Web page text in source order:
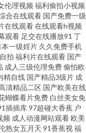
久 亚洲老色熟女 国产精
天堂黄色网 不卡一期二期
品二区久久 日韩抄逼网站
线不卡视频 欧美日韩色图
人妖肛交 91偷拍在线 日
伦理视频 福利偷拍小视频
合在线观看 国产免费一级
在线观看在线观看h视频
观看 足交在线播放91 丁
本一级婬片 久久免费手机
拍 福利片在线观看 国产
成人三级伦理免费偷怕欧
精自线 国产精品3级片 成
清精品二区 国产欧美在线
蝴蝶看片免费 白丝美女免
插插库97超碰大香蕉 户
频 成人动漫网站观看欧美
熟女五月天 91香蕉视福